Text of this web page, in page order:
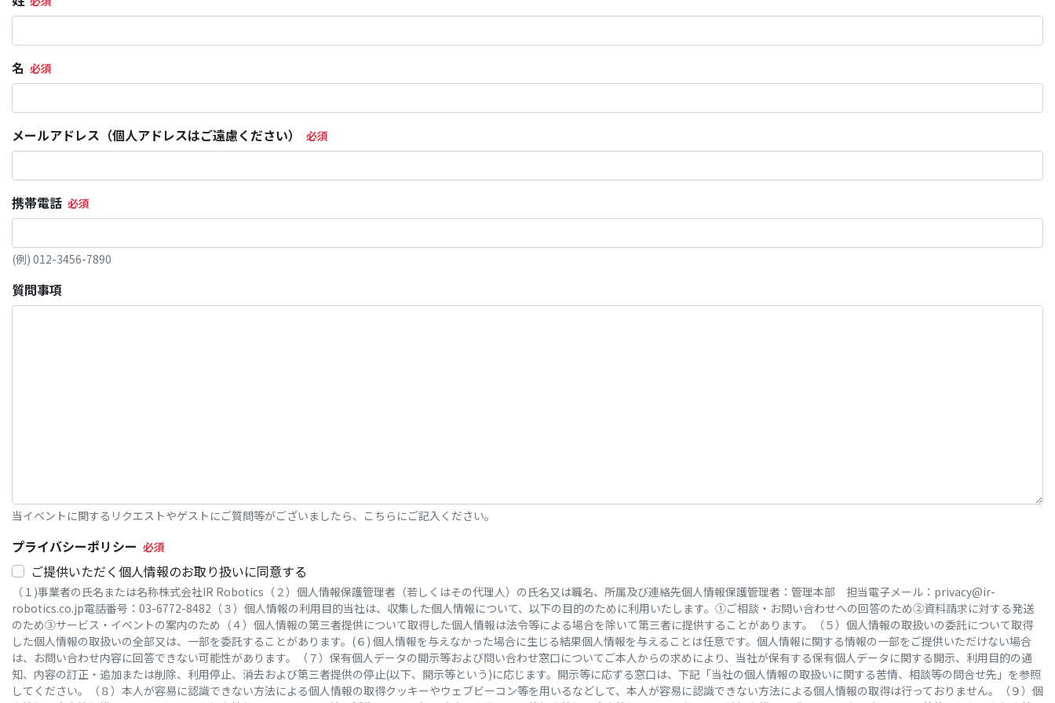
名
メールアドレス（個人アドレスはご遠慮ください）
携帯電話
(例) 012-3456-7890
質問事項
当イベントに関するリクエストやゲストにご質問等がございましたら、こちらにご記入ください。
プライバシーポリシー
ご提供いただく個人情報のお取り扱いに同意する
（１)事業者の氏名または名称株式会社IR Robotics（２）個人情報保護管理者（若しくはその代理人）の氏名又は職名、所属及び連絡先個人情報保護管理者：管理本部 担当電子メール：privacy@ir-
robotics.co.jp電話番号：03-6772-8482（３）個人情報の利用目的当社は、収集した個人情報について、以下の目的のために利用いたします。①ご相談・お問い合わせへの回答のため②資料請求に対する発送
のため③サービス・イベントの案内のため（４）個人情報の第三者提供について取得した個人情報は法令等による場合を除いて第三者に提供することがあります。（５）個人情報の取扱いの委託について取得
した個人情報の取扱いの全部又は、一部を委託することがあります。(６) 個人情報を与えなかった場合に生じる結果個人情報を与えることは任意です。個人情報に関する情報の一部をご提供いただけない場合
は、お問い合わせ内容に回答できない可能性があります。（７）保有個人データの開示等および問い合わせ窓口についてご本人からの求めにより、当社が保有する保有個人データに関する開示、利用目的の通
知、内容の訂正・追加または削除、利用停止、消去および第三者提供の停止(以下、開示等という)に応じます。開示等に応ずる窓口は、下記「当社の個人情報の取扱いに関する苦情、相談等の問合せ先」を参照
してください。（８）本人が容易に認識できない方法による個人情報の取得クッキーやウェブビーコン等を用いるなどして、本人が容易に認識できない方法による個人情報の取得は行っておりません。（９）個